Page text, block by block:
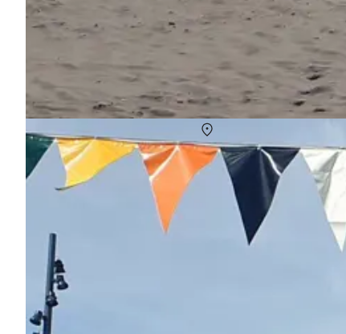
Gør Royal Run 2026 til en afslappende
Royal Run 2026 giver dig ikke kun en god løbetur - det er
der ligger tæt på dejlige sommerhusområder, og få